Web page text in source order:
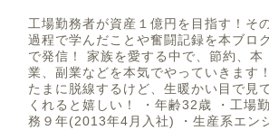
工場勤務者が資産１億円を目指す！そ
過程で学んだことや奮闘記録を本ブロ
で発信！ 家族を愛する中で、節約、本
業、副業などを本気でやっていきます！
たまに脱線するけど、生暖かい目で見て
くれると嬉しい！ ・年齢32歳 ・工場勤
務９年(2013年4月入社) ・生産系エン